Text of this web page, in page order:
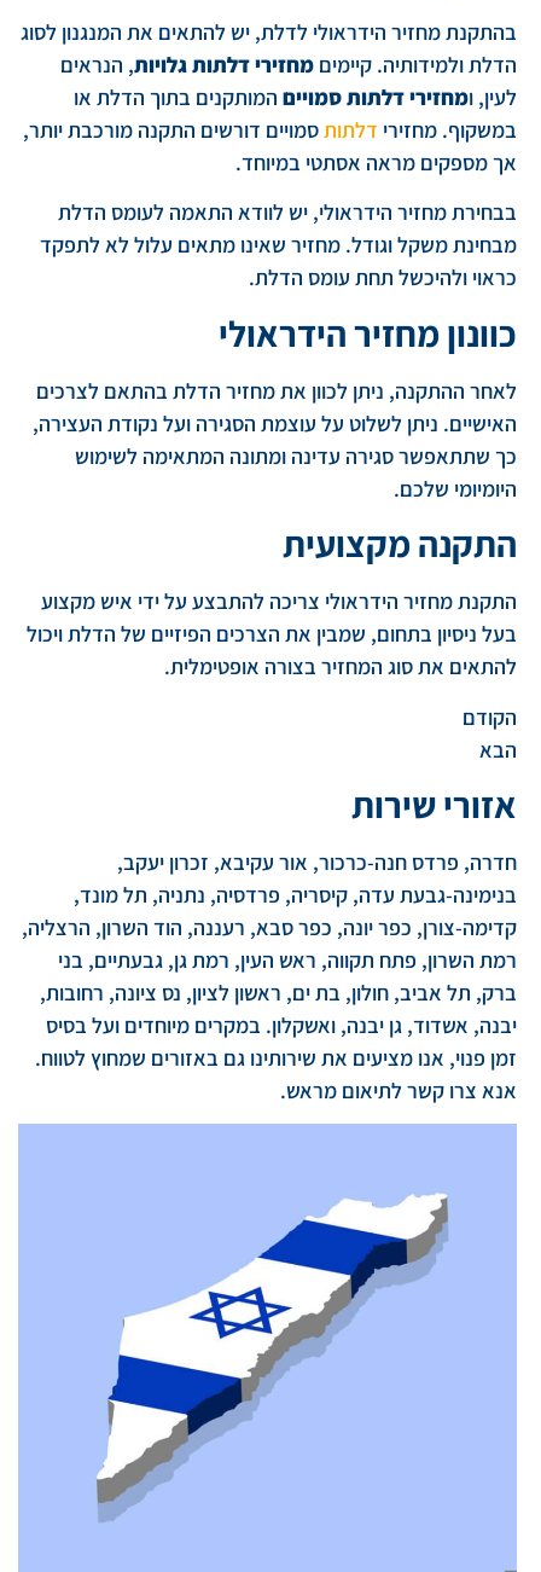
בהתקנת מחזיר הידראולי לדלת, יש להתאים את המנגנון לסוג
הדלת ולמידותיה. קיימים מחזירי דלתות גלויות, הנראים
לעין, ומחזירי דלתות סמויים המותקנים בתוך הדלת או
במשקוף. מחזירי דלתותסמויים דורשים התקנה מורכבת יותר,
אך מספקים מראה אסתטי במיוחד.
בבחירת מחזיר הידראולי, יש לוודא התאמה לעומס הדלת
מבחינת משקל וגודל. מחזיר שאינו מתאים עלול לא לתפקד
כראוי ולהיכשל תחת עומס הדלת.
כוונון מחזיר הידראולי
לאחר ההתקנה, ניתן לכוון את מחזיר הדלת בהתאם לצרכים
האישיים. ניתן לשלוט על עוצמת הסגירה ועל נקודת העצירה,
כך שתתאפשר סגירה עדינה ומתונה המתאימה לשימוש
היומיומי שלכם.
התקנה מקצועית
התקנת מחזיר הידראולי צריכה להתבצע על ידי איש מקצוע
בעל ניסיון בתחום, שמבין את הצרכים הפיזיים של הדלת ויכול
להתאים את סוג המחזיר בצורה אופטימלית.
הקודם
הבא
אזורי שירות
חדרה, פרדס חנה-כרכור, אור עקיבא, זכרון יעקב,
בנימינה-גבעת עדה, קיסריה, פרדסיה, נתניה, תל מונד,
קדימה-צורן, כפר יונה, כפר סבא, רעננה, הוד השרון, הרצליה,
רמת השרון, פתח תקווה, ראש העין, רמת גן, גבעתיים, בני
ברק, תל אביב, חולון, בת ים, ראשון לציון, נס ציונה, רחובות,
יבנה, אשדוד, גן יבנה, ואשקלון. במקרים מיוחדים ועל בסיס
זמן פנוי, אנו מציעים את שירותינו גם באזורים שמחוץ לטווח.
אנא צרו קשר לתיאום מראש.